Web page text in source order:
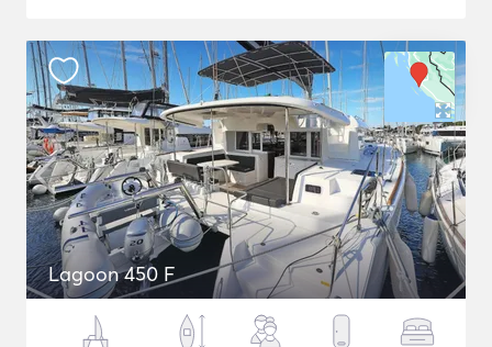
Lagoon 450 F